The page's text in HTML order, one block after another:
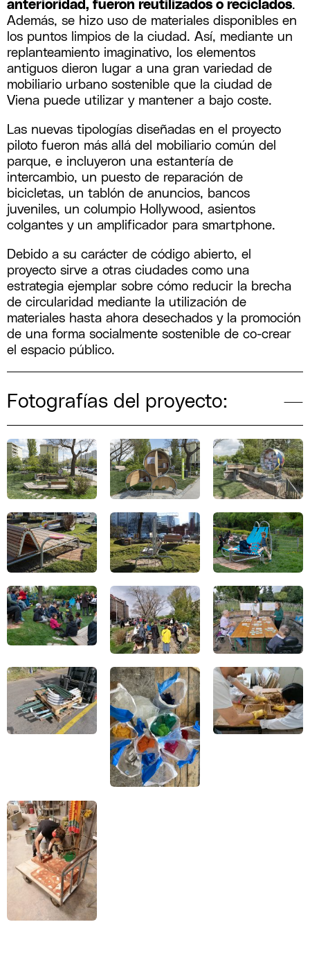
anterioridad, fueron reutilizados o reciclados.
Además, se hizo uso de materiales disponibles en
los puntos limpios de la ciudad. Así, mediante un
replanteamiento imaginativo, los elementos
antiguos dieron lugar a una gran variedad de
mobiliario urbano sostenible que la ciudad de
Viena puede utilizar y mantener a bajo coste.
Las nuevas tipologías diseñadas en el proyecto
piloto fueron más allá del mobiliario común del
parque, e incluyeron una estantería de
intercambio, un puesto de reparación de
bicicletas, un tablón de anuncios, bancos
juveniles, un columpio Hollywood, asientos
colgantes y un amplificador para smartphone.
Debido a su carácter de código abierto, el
proyecto sirve a otras ciudades como una
estrategia ejemplar sobre cómo reducir la brecha
de circularidad mediante la utilización de
materiales hasta ahora desechados y la promoción
de una forma socialmente sostenible de co-crear
el espacio público.
Fotografías del proyecto: